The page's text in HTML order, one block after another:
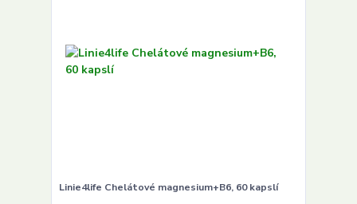
Linie4life Chelátové magnesium+B6, 60 kapslí